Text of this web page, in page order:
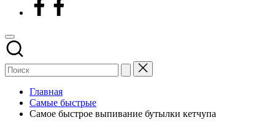
Главная
Самые быстрые
Самое быстрое выпивание бутылки кетчупа